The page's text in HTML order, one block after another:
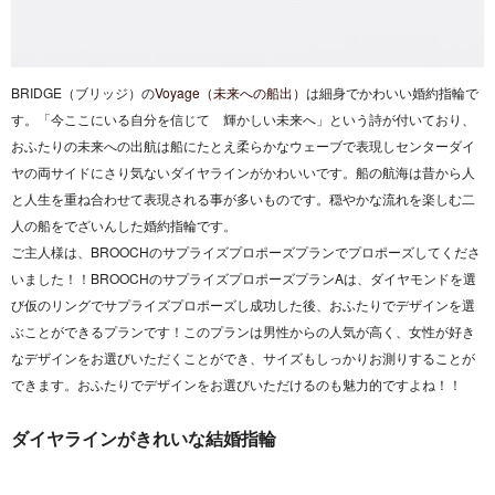
BRIDGE（ブリッジ）のVoyage（未来への船出） は細身でかわいい婚約指輪で
す。「今ここにいる自分を信じて 輝かしい未来へ」という詩が付いており、
おふたりの未来への出航は船にたとえ柔らかなウェーブで表現しセンターダイ
ヤの両サイドにさり気ないダイヤラインがかわいいです。船の航海は昔から人
と人生を重ね合わせて表現される事が多いものです。穏やかな流れを楽しむ二
人の船をでざいんした婚約指輪です。
ご主人様は、BROOCHのサプライズプロポーズプランでプロポーズしてくださ
いました！！BROOCHのサプライズプロポーズプランAは、ダイヤモンドを選
び仮のリングでサプライズプロポーズし成功した後、おふたりでデザインを選
ぶことができるプランです！このプランは男性からの人気が高く、女性が好き
なデザインをお選びいただくことができ、サイズもしっかりお測りすることが
できます。おふたりでデザインをお選びいただけるのも魅力的ですよね！！
ダイヤラインがきれいな結婚指輪